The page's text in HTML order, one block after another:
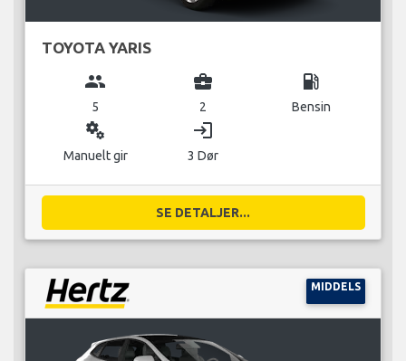
TOYOTA YARIS
group
5
business_center
2
local_gas_station
Bensin
miscellaneous_services
Manuelt gir
login
3 Dør
SE DETALJER...
MIDDELS